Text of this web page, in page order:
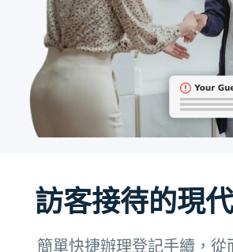
訪客接待的現
簡單快捷辦理登記手續，從